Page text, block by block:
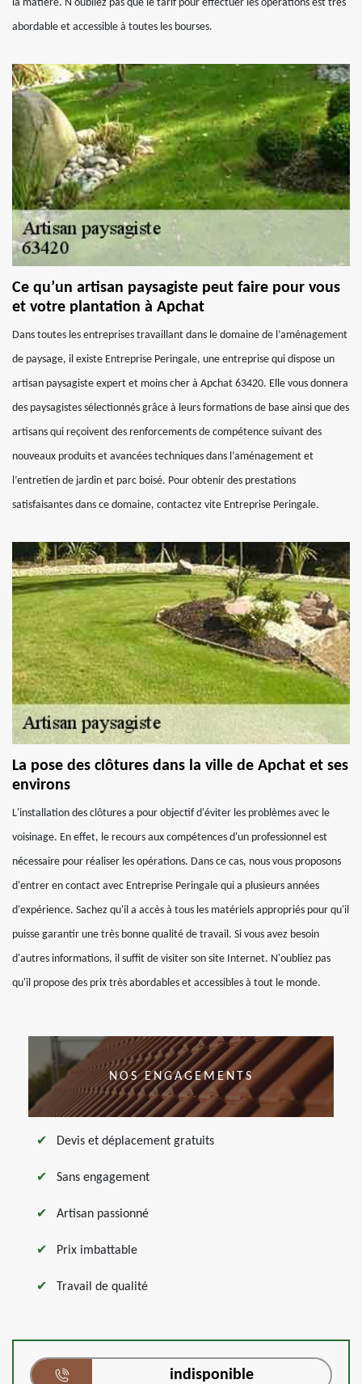
la matière. N'oubliez pas que le tarif pour effectuer les opérations est très
abordable et accessible à toutes les bourses.
Ce qu’un artisan paysagiste peut faire pour vous
et votre plantation à Apchat
Dans toutes les entreprises travaillant dans le domaine de l’aménagement
de paysage, il existe Entreprise Peringale, une entreprise qui dispose un
artisan paysagiste expert et moins cher à Apchat 63420. Elle vous donnera
des paysagistes sélectionnés grâce à leurs formations de base ainsi que des
artisans qui reçoivent des renforcements de compétence suivant des
nouveaux produits et avancées techniques dans l’aménagement et
l’entretien de jardin et parc boisé. Pour obtenir des prestations
satisfaisantes dans ce domaine, contactez vite Entreprise Peringale.
La pose des clôtures dans la ville de Apchat et ses
environs
L'installation des clôtures a pour objectif d'éviter les problèmes avec le
voisinage. En effet, le recours aux compétences d'un professionnel est
nécessaire pour réaliser les opérations. Dans ce cas, nous vous proposons
d'entrer en contact avec Entreprise Peringale qui a plusieurs années
d'expérience. Sachez qu'il a accès à tous les matériels appropriés pour qu'il
puisse garantir une très bonne qualité de travail. Si vous avez besoin
d'autres informations, il suffit de visiter son site Internet. N'oubliez pas
qu'il propose des prix très abordables et accessibles à tout le monde.
NOS ENGAGEMENTS
Devis et déplacement gratuits
Sans engagement
Artisan passionné
Prix imbattable
Travail de qualité
indisponible